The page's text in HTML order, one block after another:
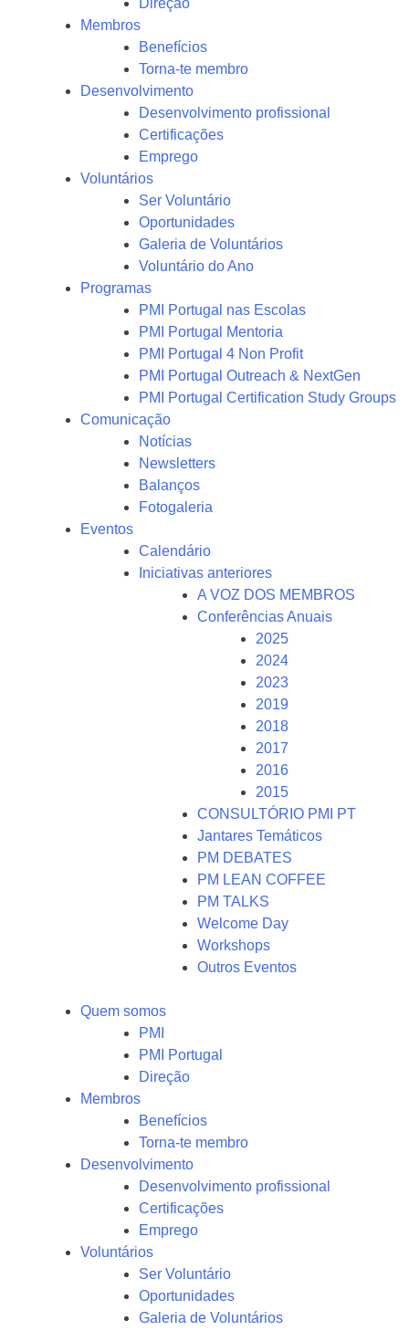
Direção
Membros
Benefícios
Torna-te membro
Desenvolvimento
Desenvolvimento profissional
Certificações
Emprego
Voluntários
Ser Voluntário
Oportunidades
Galeria de Voluntários
Voluntário do Ano
Programas
PMI Portugal nas Escolas
PMI Portugal Mentoria
PMI Portugal 4 Non Profit
PMI Portugal Outreach & NextGen
PMI Portugal Certification Study Groups
Comunicação
Notícias
Newsletters
Balanços
Fotogaleria
Eventos
Calendário
Iniciativas anteriores
A VOZ DOS MEMBROS
Conferências Anuais
2025
2024
2023
2019
2018
2017
2016
2015
CONSULTÓRIO PMI PT
Jantares Temáticos
PM DEBATES
PM LEAN COFFEE
PM TALKS
Welcome Day
Workshops
Outros Eventos
Quem somos
PMI
PMI Portugal
Direção
Membros
Benefícios
Torna-te membro
Desenvolvimento
Desenvolvimento profissional
Certificações
Emprego
Voluntários
Ser Voluntário
Oportunidades
Galeria de Voluntários